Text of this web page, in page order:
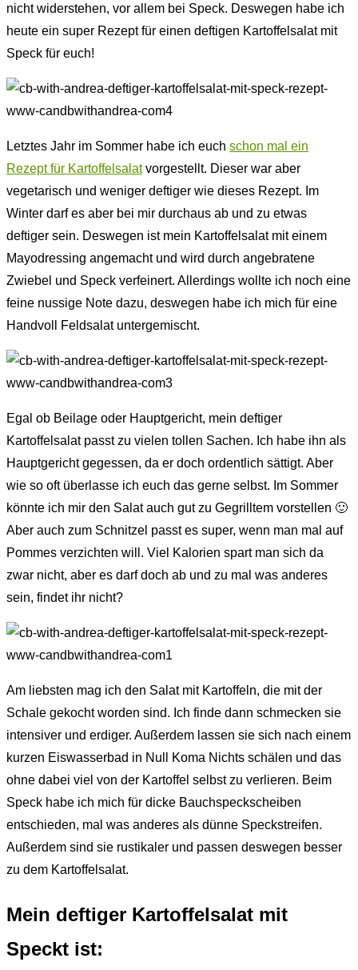
nicht widerstehen, vor allem bei Speck. Deswegen habe ich
heute ein super Rezept für einen deftigen Kartoffelsalat mit
Speck für euch!
Letztes Jahr im Sommer habe ich euch schon mal ein
Rezept für Kartoffelsalatvorgestellt. Dieser war aber
vegetarisch und weniger deftiger wie dieses Rezept. Im
Winter darf es aber bei mir durchaus ab und zu etwas
deftiger sein. Deswegen ist mein Kartoffelsalat mit einem
Mayodressing angemacht und wird durch angebratene
Zwiebel und Speck verfeinert. Allerdings wollte ich noch eine
feine nussige Note dazu, deswegen habe ich mich für eine
Handvoll Feldsalat untergemischt.
Egal ob Beilage oder Hauptgericht, mein deftiger
Kartoffelsalat passt zu vielen tollen Sachen. Ich habe ihn als
Hauptgericht gegessen, da er doch ordentlich sättigt. Aber
wie so oft überlasse ich euch das gerne selbst. Im Sommer
könnte ich mir den Salat auch gut zu Gegrilltem vorstellen 🙂
Aber auch zum Schnitzel passt es super, wenn man mal auf
Pommes verzichten will. Viel Kalorien spart man sich da
zwar nicht, aber es darf doch ab und zu mal was anderes
sein, findet ihr nicht?
Am liebsten mag ich den Salat mit Kartoffeln, die mit der
Schale gekocht worden sind. Ich finde dann schmecken sie
intensiver und erdiger. Außerdem lassen sie sich nach einem
kurzen Eiswasserbad in Null Koma Nichts schälen und das
ohne dabei viel von der Kartoffel selbst zu verlieren. Beim
Speck habe ich mich für dicke Bauchspeckscheiben
entschieden, mal was anderes als dünne Speckstreifen.
Außerdem sind sie rustikaler und passen deswegen besser
zu dem Kartoffelsalat.
Mein deftiger Kartoffelsalat mit
Speckt ist: